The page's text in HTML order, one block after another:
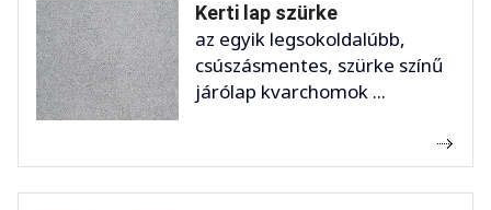
Kerti lap szürke
az egyik legsokoldalúbb,
csúszásmentes, szürke színű
járólap kvarchomok ...